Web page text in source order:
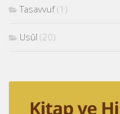
Tasavvuf(1)
Usûl (20)